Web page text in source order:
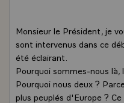
Monsieur le Président, je
sont intervenus dans ce
été éclairant.
Pourquoi sommes-nous
Pourquoi nous deux ?
plus peuplés d'Europe ?